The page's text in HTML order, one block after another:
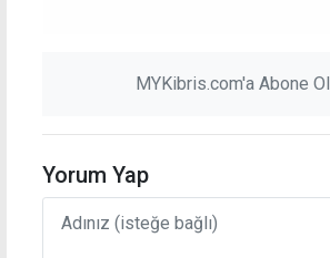
MYKibris.com'a Abone Ol
Yorum Yap